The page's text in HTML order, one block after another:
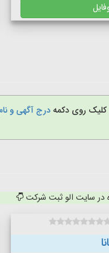
کلیک روی دکمهدرج آگهی و
در سایت الو ثبت شرکت